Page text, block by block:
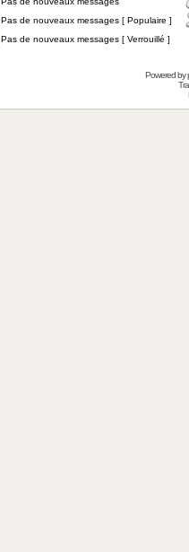
Pas de nouveaux messages [ Populaire ]
Pas de nouveaux messages [ Verrouillé ]
Powered by